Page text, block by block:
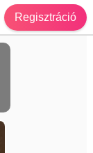
Regisztráció